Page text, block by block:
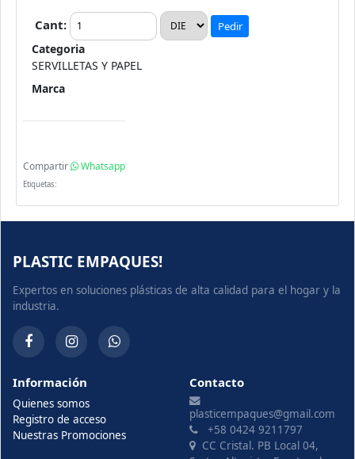
Cant: Pedir
Categoria
SERVILLETAS Y PAPEL
Marca
Compartir Whatsapp
Etiquetas:
PLASTIC EMPAQUES!
Expertos en soluciones plásticas de alta calidad para el hogar y la
industria.
Información
Quienes somos
Registro de acceso
Nuestras Promociones
Contacto
plasticempaques@gmail.com
+58 0424 9211797
CC Cristal. PB Local 04,